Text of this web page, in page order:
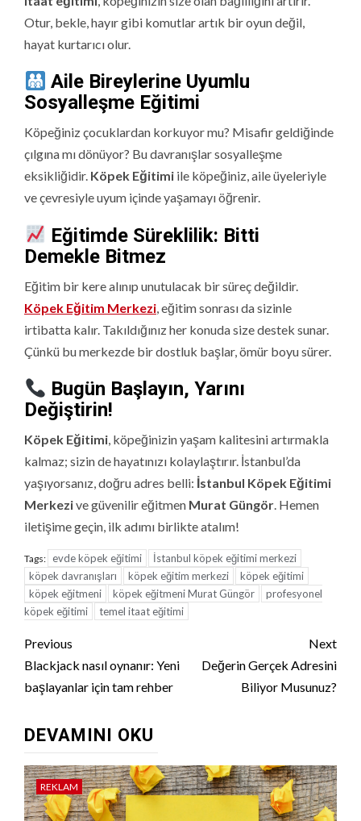
Otur, bekle, hayır gibi komutlar artık bir oyun değil,
hayat kurtarıcı olur.
Aile Bireylerine Uyumlu
Sosyalleşme Eğitimi
Köpeğiniz çocuklardan korkuyor mu? Misafir geldiğinde
çılgına mı dönüyor? Bu davranışlar sosyalleşme
eksikliğidir. Köpek Eğitimi ile köpeğiniz, aile üyeleriyle
ve çevresiyle uyum içinde yaşamayı öğrenir.
Eğitimde Süreklilik: Bitti
Demekle Bitmez
Eğitim bir kere alınıp unutulacak bir süreç değildir.
Köpek Eğitim Merkezi , eğitim sonrası da sizinle
irtibatta kalır. Takıldığınız her konuda size destek sunar.
Çünkü bu merkezde bir dostluk başlar, ömür boyu sürer.
Bugün Başlayın, Yarını
Değiştirin!
Köpek Eğitimi, köpeğinizin yaşam kalitesini artırmakla
kalmaz; sizin de hayatınızı kolaylaştırır. İstanbul’da
yaşıyorsanız, doğru adres belli: İstanbul Köpek Eğitimi
Merkezive güvenilir eğitmen Murat Güngör. Hemen
iletişime geçin, ilk adımı birlikte atalım!
Tags: evde köpek eğitimi
İstanbul köpek eğitimi merkezi
köpek davranışları
köpek eğitim merkezi
köpek eğitimi
köpek eğitmeni
köpek eğitmeni Murat Güngör
profesyonel
köpek eğitimi
temel itaat eğitimi
Continue
Reading
Previous
Blackjack nasıl oynanır: Yeni
başlayanlar için tam rehber
Next
Değerin Gerçek Adresini
Biliyor Musunuz?
DEVAMINI OKU
REKLAM